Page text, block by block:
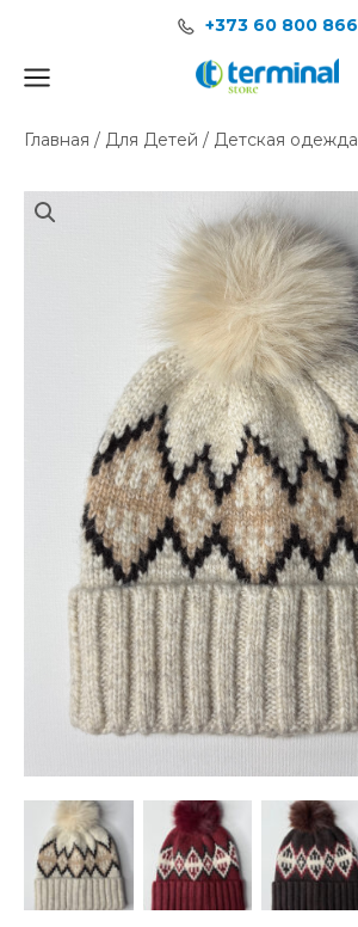
содержимому
+373 60 800 866
Main
Главная / Для Детей / Детская одежда
товара
Зимняя